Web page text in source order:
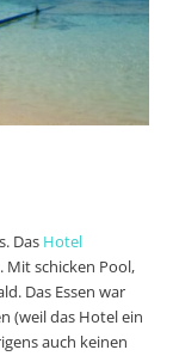
Das Hotel
Mit schicken Pool,
Das Essen war
(weil das Hotel ein
auch keinen